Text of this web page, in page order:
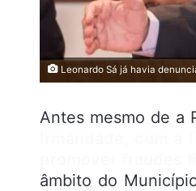
Leonardo Sá já havia
Antes mesmo de a
âmbito do